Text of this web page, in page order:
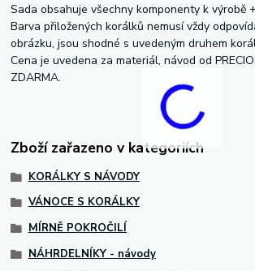
Sada obsahuje všechny komponenty k výrobě
Barva přiložených korálků nemusí vždy
obrázku, jsou shodné s uvedeným druhem
Cena je uvedena za materiál, návod od
ZDARMA.
Zboží zařazeno v kategoriích
KORÁLKY S NÁVODY
VÁNOCE S KORÁLKY
MÍRNĚ POKROČILÍ
NÁHRDELNÍKY - návody